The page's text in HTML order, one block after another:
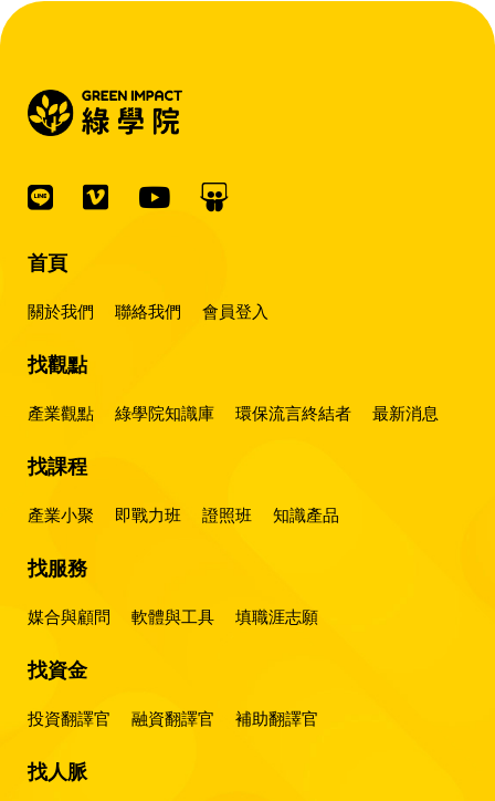
首頁
關於我們 聯絡我們 會員登入
找觀點
產業觀點 綠學院知識庫 環保流言終結者 最新消息
找課程
產業小聚 即戰力班 證照班 知識產品
找服務
媒合與顧問 軟體與工具 填職涯志願
找資金
投資翻譯官 融資翻譯官 補助翻譯官
找人脈